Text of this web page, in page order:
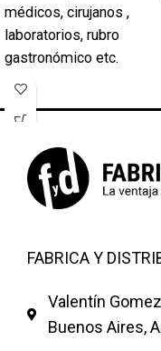
médicos, cirujanos ,
laboratorios, rubro
gastronómico etc.
CAPELLADA: CAUCHO
PLANTILLA
. Tira de sujestión.
. Alta durabilidad.
. Antideslizante (nivel
FABRICA Y
Valentín
Buenos Aires,